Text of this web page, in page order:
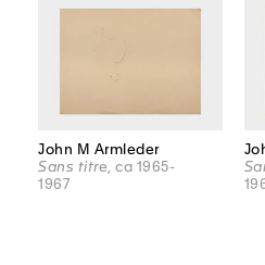
John M Armleder
Sans titre, ca 1965-
1967